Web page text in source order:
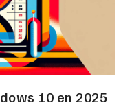
10 en 2025